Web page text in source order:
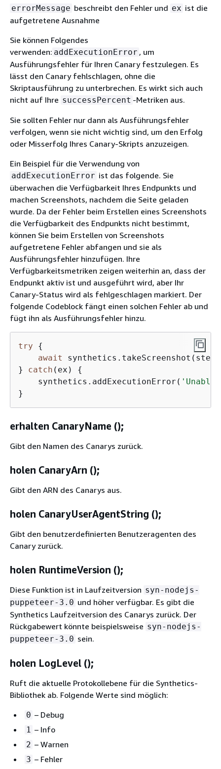
errorMessage beschreibt den Fehler und ex ist die
aufgetretene Ausnahme
Sie können Folgendes
verwenden: addExecutionError , um
Ausführungsfehler für Ihren Canary festzulegen. Es
lässt den Canary fehlschlagen, ohne die
Skriptausführung zu unterbrechen. Es wirkt sich auch
nicht auf Ihre successPercent -Metriken aus.
Sie sollten Fehler nur dann als Ausführungsfehler
verfolgen, wenn sie nicht wichtig sind, um den Erfolg
oder Misserfolg Ihres Canary-Skripts anzuzeigen.
Ein Beispiel für die Verwendung von
addExecutionError ist das folgende. Sie
überwachen die Verfügbarkeit Ihres Endpunkts und
machen Screenshots, nachdem die Seite geladen
wurde. Da der Fehler beim Erstellen eines Screenshots
die Verfügbarkeit des Endpunkts nicht bestimmt,
können Sie beim Erstellen von Screenshots
aufgetretene Fehler abfangen und sie als
Ausführungsfehler hinzufügen. Ihre
Verfügbarkeitsmetriken zeigen weiterhin an, dass der
Endpunkt aktiv ist und ausgeführt wird, aber Ihr
Canary-Status wird als fehlgeschlagen markiert. Der
folgende Codeblock fängt einen solchen Fehler ab und
fügt ihn als Ausführungsfehler hinzu.
try
{
await
} catch (ex) {
    synthetics.addExecutionError(
}
erhalten CanaryName ();
Gibt den Namen des Canarys zurück.
holen CanaryArn ();
Gibt den ARN des Canarys aus.
holen CanaryUserAgentString ();
Gibt den benutzerdefinierten Benutzeragenten des
Canary zurück.
holen RuntimeVersion ();
Diese Funktion ist in Laufzeitversion syn-nodejs-
puppeteer-3.0 und höher verfügbar. Es gibt die
Synthetics Laufzeitversion des Canarys zurück. Der
Rückgabewert könnte beispielsweise syn-nodejs-
puppeteer-3.0 sein.
holen LogLevel ();
Ruft die aktuelle Protokollebene für die Synthetics-
Bibliothek ab. Folgende Werte sind möglich:
0 – Debug
1 – Info
2 – Warnen
3 – Fehler